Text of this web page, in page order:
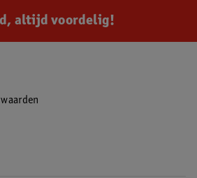
altijd voordelig!